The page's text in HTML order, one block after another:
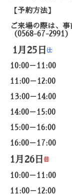
【予約方法】
ご来場の際は、事
（0568-67-2991
1月25日 ㈯
10:00－11:00
11:00－12:00
13:00－14:00
14:00－15:00
15:00－16:00
16:00－17:00
1月26日 ㈰
10:00－11:00
11:00－12:00